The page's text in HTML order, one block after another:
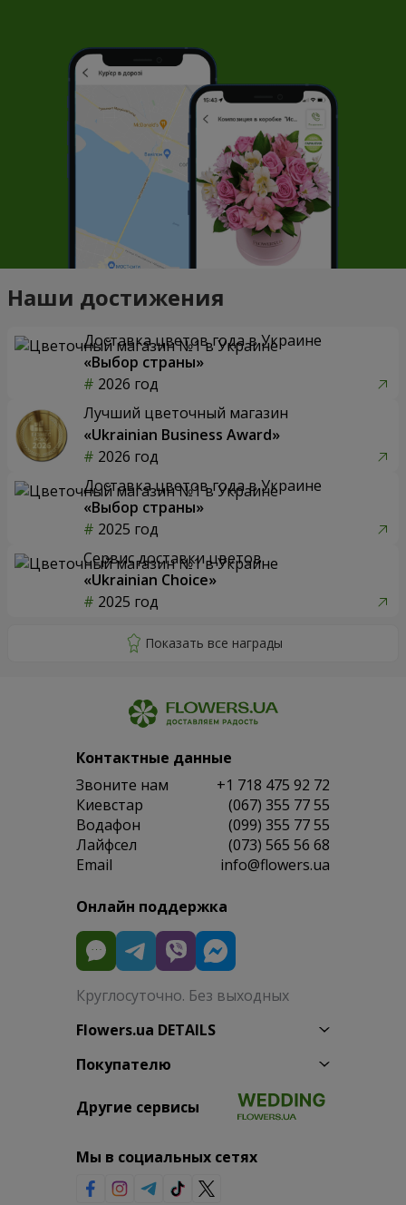
Наши достижения
Доставка цветов года в Украине
«Выбор страны»
2026 год
Лучший цветочный магазин
«Ukrainian Business Award»
2026 год
Доставка цветов года в Украине
«Выбор страны»
2025 год
Сервис доставки цветов
«Ukrainian Choice»
2025 год
Контактные данные
Звоните нам
+1 718 475 92 72
Киевстар
(067) 355 77 55
Водафон
(099) 355 77 55
Лайфсел
(073) 565 56 68
Email
info@flowers.ua
Онлайн поддержка
Круглосуточно. Без выходных
Flowers.ua DETAILS
Покупателю
Другие сервисы
Мы в социальных сетях